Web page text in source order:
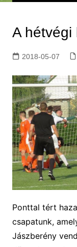
A hétvégi
2018-05-07
Ponttal tért
csapatunk,
Jászberény